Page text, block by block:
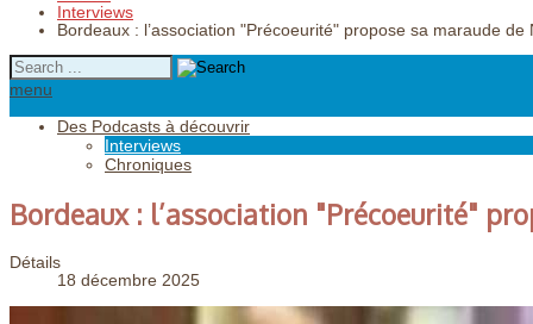
Interviews
Bordeaux : l’association "Précoeurité" propose sa maraude
menu
Des Podcasts à découvrir
Interviews
Chroniques
Bordeaux : l’association "Précoeurité"
Détails
18 décembre 2025